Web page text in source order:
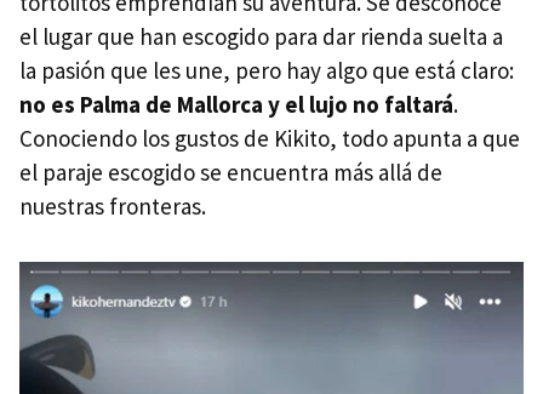
el lugar que han escogido para dar rienda suelta a
la pasión que les une, pero hay algo que está claro:
no es Palma de Mallorca y el lujo no faltará.
Conociendo los gustos de Kikito, todo apunta a que
el paraje escogido se encuentra más allá de
nuestras fronteras.